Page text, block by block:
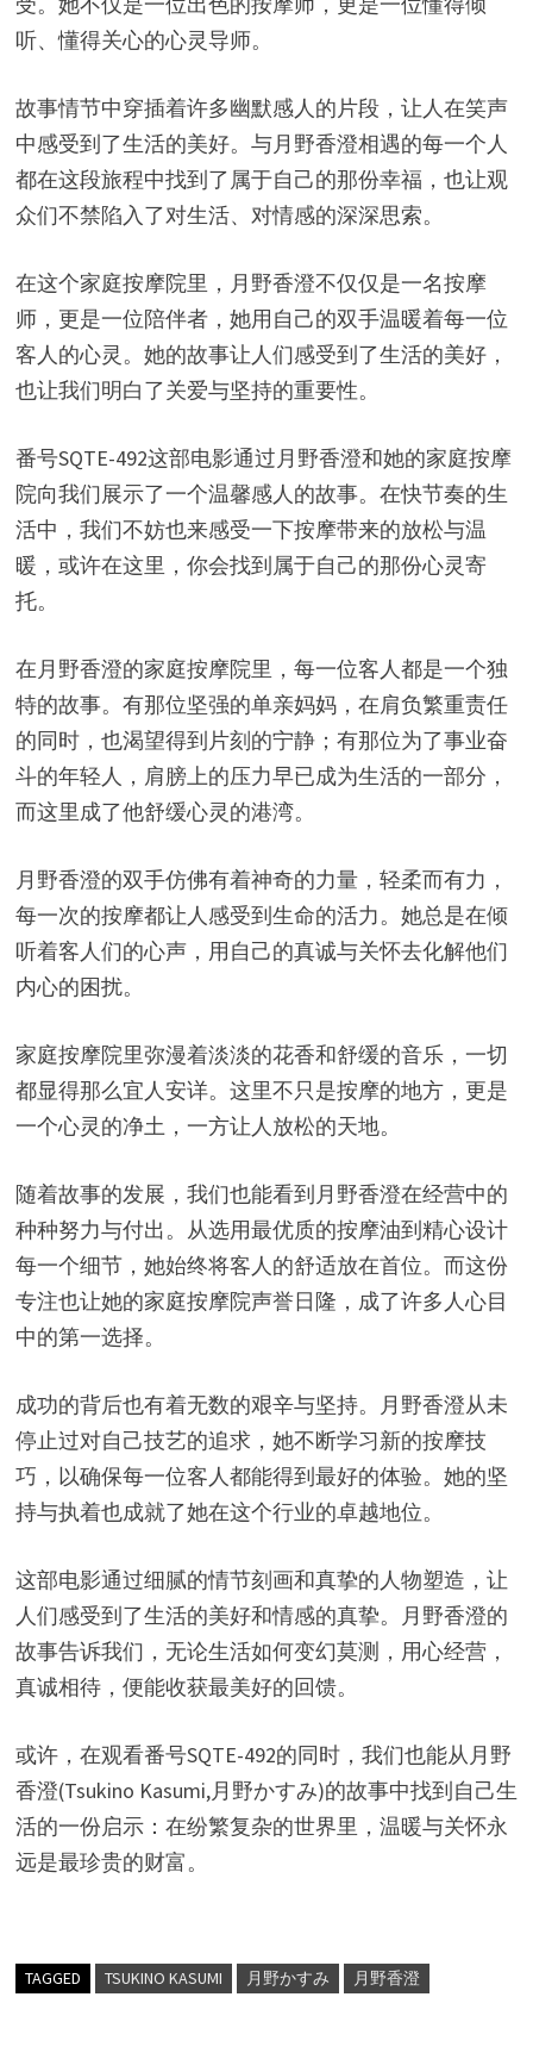
听、懂得关心的心灵导师。
故事情节中穿插着许多幽默感人的片段，让人在笑声
中感受到了生活的美好。与月野香澄相遇的每一个人
都在这段旅程中找到了属于自己的那份幸福，也让观
众们不禁陷入了对生活、对情感的深深思索。
在这个家庭按摩院里，月野香澄不仅仅是一名按摩
师，更是一位陪伴者，她用自己的双手温暖着每一位
客人的心灵。她的故事让人们感受到了生活的美好，
也让我们明白了关爱与坚持的重要性。
番号SQTE-492这部电影通过月野香澄和她的家庭按摩
院向我们展示了一个温馨感人的故事。在快节奏的生
活中，我们不妨也来感受一下按摩带来的放松与温
暖，或许在这里，你会找到属于自己的那份心灵寄
托。
在月野香澄的家庭按摩院里，每一位客人都是一个独
特的故事。有那位坚强的单亲妈妈，在肩负繁重责任
的同时，也渴望得到片刻的宁静；有那位为了事业奋
斗的年轻人，肩膀上的压力早已成为生活的一部分，
而这里成了他舒缓心灵的港湾。
月野香澄的双手仿佛有着神奇的力量，轻柔而有力，
每一次的按摩都让人感受到生命的活力。她总是在倾
听着客人们的心声，用自己的真诚与关怀去化解他们
内心的困扰。
家庭按摩院里弥漫着淡淡的花香和舒缓的音乐，一切
都显得那么宜人安详。这里不只是按摩的地方，更是
一个心灵的净土，一方让人放松的天地。
随着故事的发展，我们也能看到月野香澄在经营中的
种种努力与付出。从选用最优质的按摩油到精心设计
每一个细节，她始终将客人的舒适放在首位。而这份
专注也让她的家庭按摩院声誉日隆，成了许多人心目
中的第一选择。
成功的背后也有着无数的艰辛与坚持。月野香澄从未
停止过对自己技艺的追求，她不断学习新的按摩技
巧，以确保每一位客人都能得到最好的体验。她的坚
持与执着也成就了她在这个行业的卓越地位。
这部电影通过细腻的情节刻画和真挚的人物塑造，让
人们感受到了生活的美好和情感的真挚。月野香澄的
故事告诉我们，无论生活如何变幻莫测，用心经营，
真诚相待，便能收获最美好的回馈。
或许，在观看番号SQTE-492的同时，我们也能从月野
香澄(Tsukino Kasumi,月野かすみ)的故事中找到自己生
活的一份启示：在纷繁复杂的世界里，温暖与关怀永
远是最珍贵的财富。
TAGGED TSUKINO KASUMI 月野かすみ 月野香澄